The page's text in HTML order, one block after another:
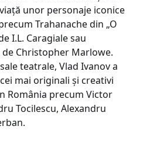
unor personaje iconice
Trahanache din „O
I.L. Caragiale sau
de Christopher Marlowe.
teatrale, Vlad Ivanov a
mai originali și creativi
România precum Victor
Tocilescu, Alexandru